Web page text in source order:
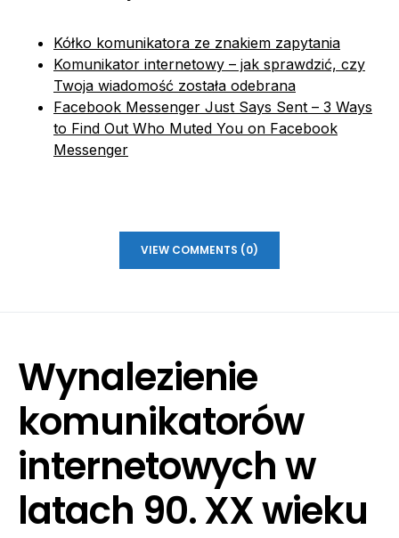
Kółko komunikatora ze znakiem zapytania
Komunikator internetowy – jak sprawdzić, czy
Twoja wiadomość została odebrana
Facebook Messenger Just Says Sent – 3 Ways
to Find Out Who Muted You on Facebook
Messenger
VIEW COMMENTS (0)
Wynalezienie
komunikatorów
internetowych w
latach 90. XX wieku